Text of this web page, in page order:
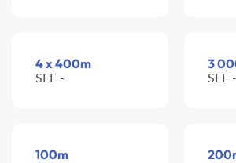
4 x 400m
SEF -
3
SEF -
100m